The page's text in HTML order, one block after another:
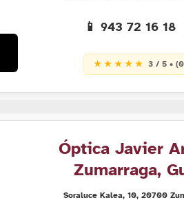
📱 943 72 16 18
★ ★ ★ ★ ★ 3 / 5 •
Óptica Javier
Zumarraga,
Soraluce Kalea, 10, 20700